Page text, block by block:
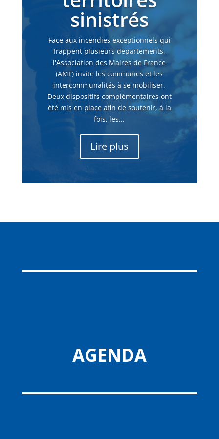
sinistrés
Face aux incendies exceptionnels qui
frappent plusieurs départements,
l'Association des Maires de France
(AMF) invite les communes et les
intercommunalités à se mobiliser.
Deux dispositifs complémentaires ont
été mis en place afin de soutenir, à la
fois, les...
Lire plus
AGENDA